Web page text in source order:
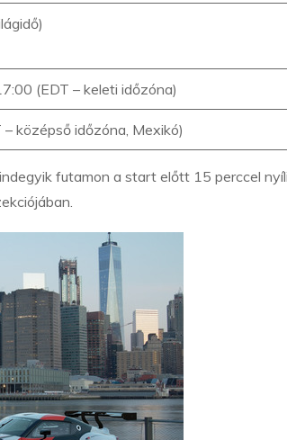
(EDT – keleti időzóna)
középső időzóna, Mexikó)
futamon a start előtt 15 perccel